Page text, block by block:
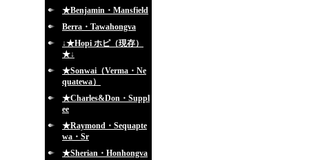
★Benjamin・Mansfield
Berra・Tawahongva
↓★Hopi ホピ（現存）
★↓
★Sonwai（Verma・Ne
quatewa）
★Charles&Don・Suppl
ee
★Raymond・Sequapte
wa・Sr
★Sherian・Honhongva